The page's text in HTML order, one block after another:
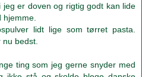
jeg er doven og rigtig godt kan lide
lidt lige som tørret pasta.
bedst.
ting som jeg gerne snyder med